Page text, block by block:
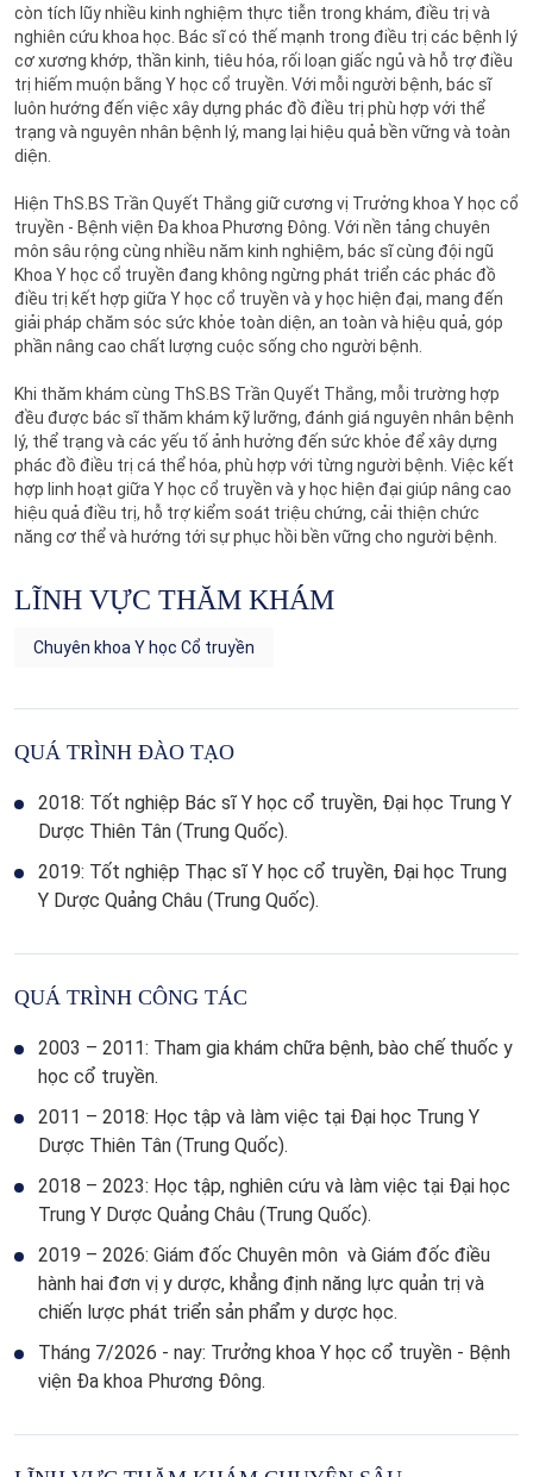
còn tích lũy nhiều kinh nghiệm thực tiễn trong khám, điều trị và
nghiên cứu khoa học. Bác sĩ có thế mạnh trong điều trị các bệnh lý
cơ xương khớp, thần kinh, tiêu hóa, rối loạn giấc ngủ và hỗ trợ điều
trị hiếm muộn bằng Y học cổ truyền. Với mỗi người bệnh, bác sĩ
luôn hướng đến việc xây dựng phác đồ điều trị phù hợp với thể
trạng và nguyên nhân bệnh lý, mang lại hiệu quả bền vững và toàn
diện.
Hiện ThS.BS Trần Quyết Thắng giữ cương vị Trưởng khoa Y học cổ
truyền - Bệnh viện Đa khoa Phương Đông. Với nền tảng chuyên
môn sâu rộng cùng nhiều năm kinh nghiệm, bác sĩ cùng đội ngũ
Khoa Y học cổ truyền đang không ngừng phát triển các phác đồ
điều trị kết hợp giữa Y học cổ truyền và y học hiện đại, mang đến
giải pháp chăm sóc sức khỏe toàn diện, an toàn và hiệu quả, góp
phần nâng cao chất lượng cuộc sống cho người bệnh.
Khi thăm khám cùng ThS.BS Trần Quyết Thắng, mỗi trường hợp
đều được bác sĩ thăm khám kỹ lưỡng, đánh giá nguyên nhân bệnh
lý, thể trạng và các yếu tố ảnh hưởng đến sức khỏe để xây dựng
phác đồ điều trị cá thể hóa, phù hợp với từng người bệnh. Việc kết
hợp linh hoạt giữa Y học cổ truyền và y học hiện đại giúp nâng cao
hiệu quả điều trị, hỗ trợ kiểm soát triệu chứng, cải thiện chức
năng cơ thể và hướng tới sự phục hồi bền vững cho người bệnh.
LĨNH VỰC THĂM KHÁM
Chuyên khoa Y học Cổ truyền
QUÁ TRÌNH ĐÀO TẠO
2018: Tốt nghiệp Bác sĩ Y học cổ truyền, Đại học Trung Y
Dược Thiên Tân (Trung Quốc).
2019: Tốt nghiệp Thạc sĩ Y học cổ truyền, Đại học Trung
Y Dược Quảng Châu (Trung Quốc).
QUÁ TRÌNH CÔNG TÁC
2003 – 2011: Tham gia khám chữa bệnh, bào chế thuốc y
học cổ truyền.
2011 – 2018: Học tập và làm việc tại Đại học Trung Y
Dược Thiên Tân (Trung Quốc).
2018 – 2023: Học tập, nghiên cứu và làm việc tại Đại học
Trung Y Dược Quảng Châu (Trung Quốc).
2019 – 2026: Giám đốc Chuyên môn và Giám đốc điều
hành hai đơn vị y dược, khẳng định năng lực quản trị và
chiến lược phát triển sản phẩm y dược học.
Tháng 7/2026 - nay: Trưởng khoa Y học cổ truyền - Bệnh
viện Đa khoa Phương Đông.